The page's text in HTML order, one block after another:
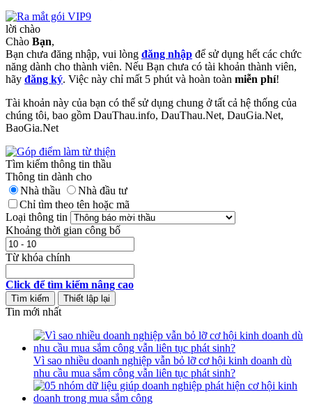
lời chào
Chào Bạn,
Bạn chưa đăng nhập, vui lòng đăng nhập để sử dụng hết các chức
năng dành cho thành viên. Nếu Bạn chưa có tài khoản thành viên,
hãy đăng ký. Việc này chỉ mất 5 phút và hoàn toàn miễn phí!
Tài khoản này của bạn có thể sử dụng chung ở tất cả hệ thống của
chúng tôi, bao gồm DauThau.info, DauThau.Net, DauGia.Net,
BaoGia.Net
Tìm kiếm thông tin thầu
Thông tin dành cho
Nhà thầu
Nhà đầu tư
Chỉ tìm theo tên hoặc mã
Loại thông tin
Khoảng thời gian công bố
Từ khóa chính
Click để tìm kiếm nâng cao
Tin mới nhất
Vì sao nhiều doanh nghiệp vẫn bỏ lỡ cơ hội kinh doanh dù
nhu cầu mua sắm công vẫn liên tục phát sinh?